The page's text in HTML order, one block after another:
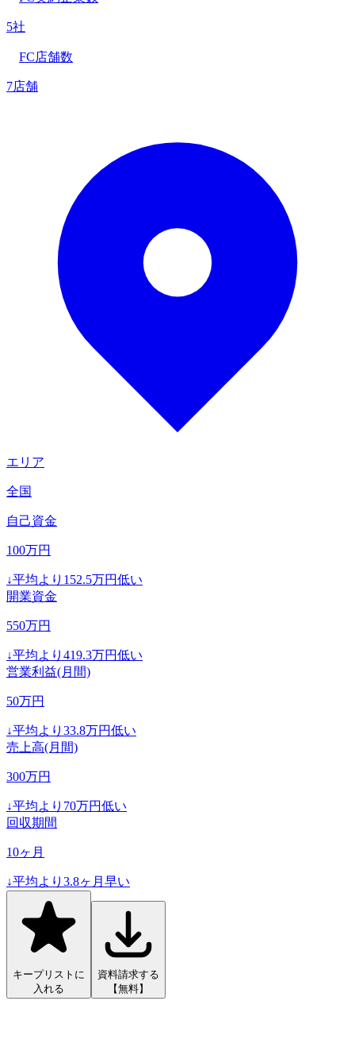
5社
FC店舗数
7店舗
エリア
全国
自己資金
100万円
↓平均より 152.5万円低い
開業資金
550万円
↓平均より 419.3万円低い
営業利益(月間)
50万円
↓平均より 33.8万円低い
売上高(月間)
300万円
↓平均より 70万円低い
回収期間
10ヶ月
↓平均より 3.8ヶ月早い
キープリストに
入れる
資料請求する
【無料】